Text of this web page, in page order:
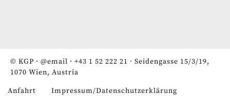
© KGP · @email · +43 1 52 222 21 · Seidengasse 15/3/19,
1070 Wien, Austria
Anfahrt Impressum/Datenschutzerklärung